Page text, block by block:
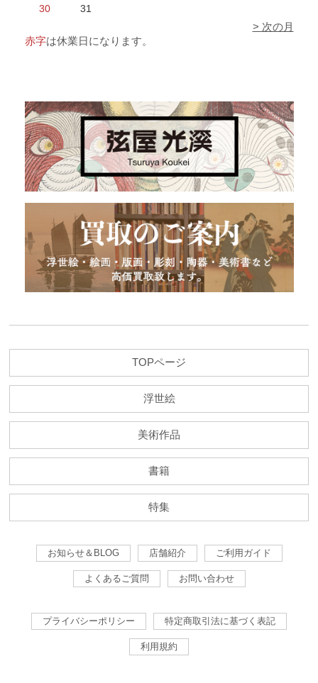
30
31
> 次の月
赤字は休業日になります。
TOPページ
浮世絵
美術作品
書籍
特集
お知らせ＆BLOG 店舗紹介 ご利用ガイド
よくあるご質問 お問い合わせ
プライバシーポリシー 特定商取引法に基づく表記
利用規約